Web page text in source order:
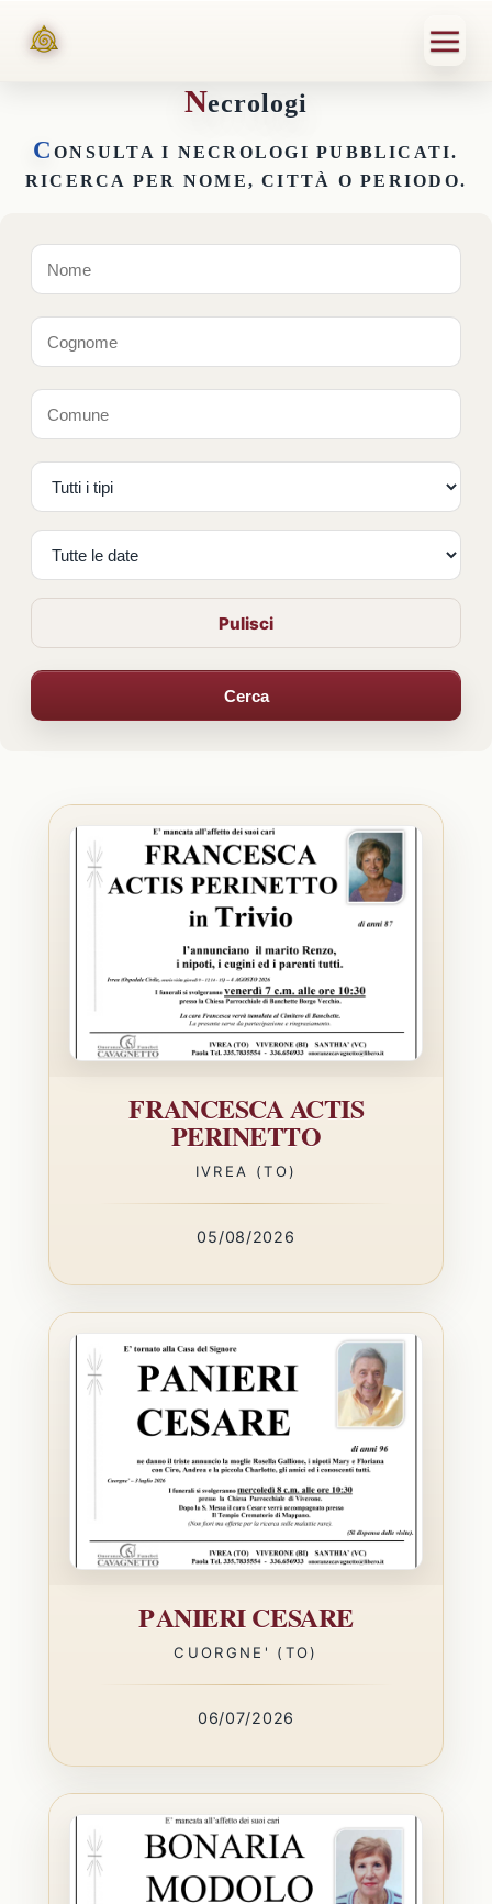
Necrologi
C ONSULTA I NECROLOGI PUBBLICATI.
RICERCA PER NOME, CITTÀ O PERIODO.
Pulisci
Cerca
FRANCESCA ACTIS
PERINETTO
IVREA (TO)
05/08/2026
PANIERI CESARE
CUORGNE' (TO)
06/07/2026